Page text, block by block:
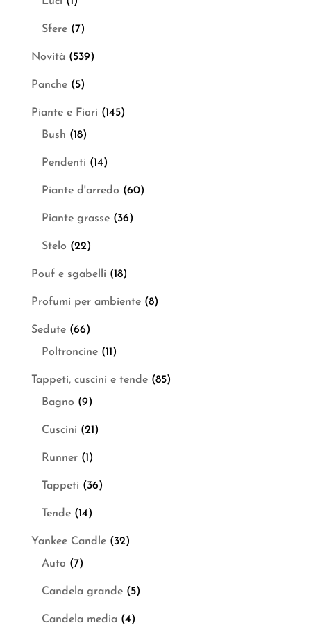
Sfere (7)
Novità (539)
Panche (5)
Piante e Fiori (145)
Bush (18)
Pendenti (14)
Piante d'arredo (60)
Piante grasse (36)
Stelo (22)
Pouf e sgabelli (18)
Profumi per ambiente (8)
Sedute (66)
Poltroncine (11)
Tappeti, cuscini e tende (85)
Bagno (9)
Cuscini (21)
Runner (1)
Tappeti (36)
Tende (14)
Yankee Candle (32)
Auto (7)
Candela grande (5)
Candela media (4)